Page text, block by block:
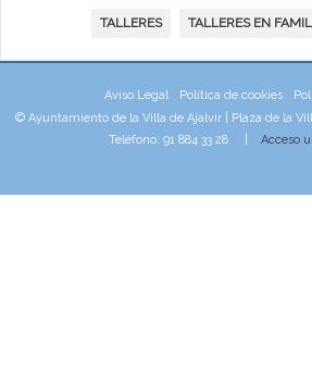
TALLERES TALLERES EN
Aviso Legal Política de cookies
© Ayuntamiento de la Villa de Ajalvir | Plaza de la
Teléfono: 91 884 33 28 | Acceso